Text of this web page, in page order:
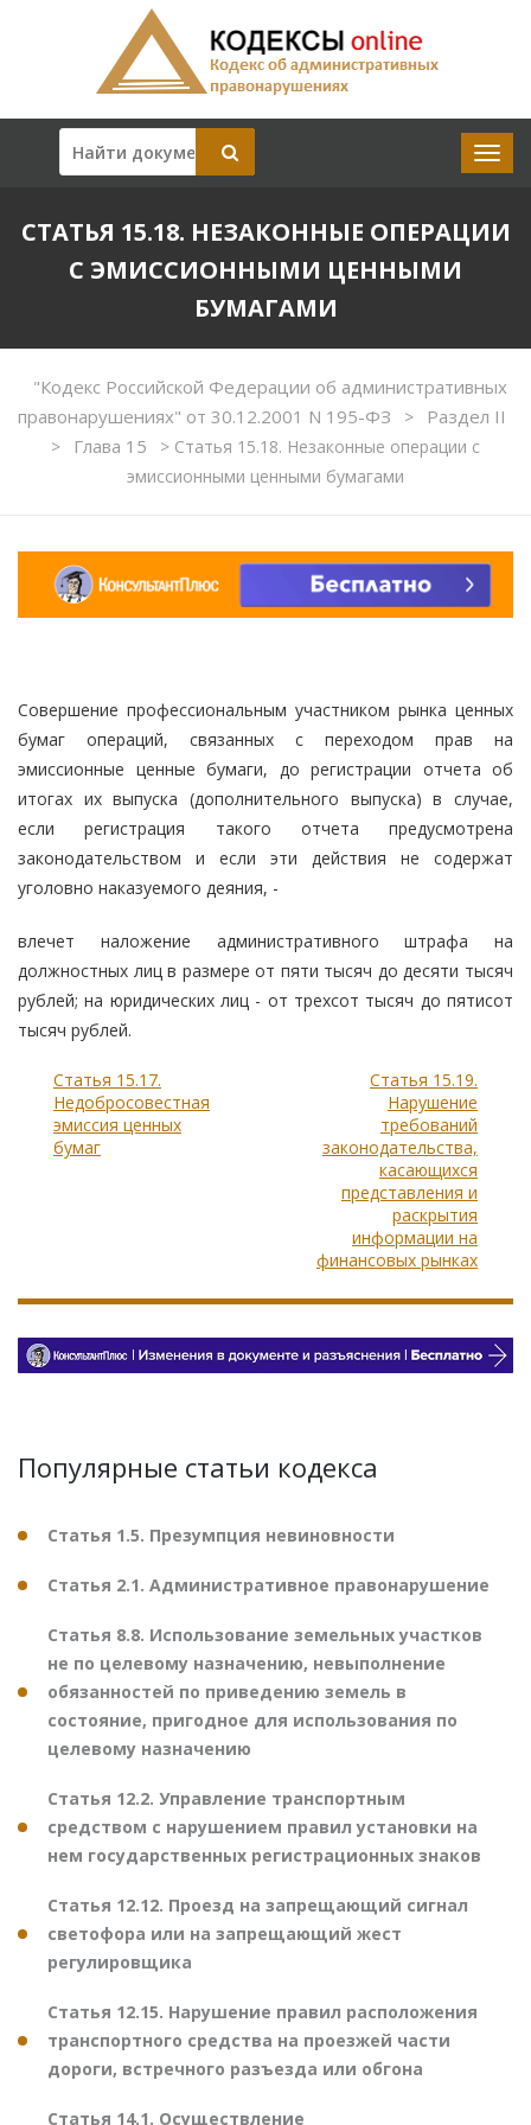
СТАТЬЯ 15.18. НЕЗАКОННЫЕ ОПЕРАЦИИ
С ЭМИССИОННЫМИ ЦЕННЫМИ
БУМАГАМИ
"Кодекс Российской Федерации об административных
правонарушениях" от 30.12.2001 N 195-ФЗ
> Раздел II
> Глава 15 > Статья 15.18. Незаконные операции с
эмиссионными ценными бумагами
Совершение профессиональным участником рынка ценных
бумаг операций, связанных с переходом прав на
эмиссионные ценные бумаги, до регистрации отчета об
итогах их выпуска (дополнительного выпуска) в случае,
если регистрация такого отчета предусмотрена
законодательством и если эти действия не содержат
уголовно наказуемого деяния, -
влечет наложение административного штрафа на
должностных лиц в размере от пяти тысяч до десяти тысяч
рублей; на юридических лиц - от трехсот тысяч до пятисот
тысяч рублей.
Статья 15.17.
Недобросовестная
эмиссия ценных
бумаг
Статья 15.19.
Нарушение
требований
законодательства,
касающихся
представления и
раскрытия
информации на
финансовых рынках
Популярные статьи кодекса
Статья 1.5. Презумпция невиновности
Статья 2.1. Административное правонарушение
Статья 8.8. Использование земельных участков
не по целевому назначению, невыполнение
обязанностей по приведению земель в
состояние, пригодное для использования по
целевому назначению
Статья 12.2. Управление транспортным
средством с нарушением правил установки на
нем государственных регистрационных знаков
Статья 12.12. Проезд на запрещающий сигнал
светофора или на запрещающий жест
регулировщика
Статья 12.15. Нарушение правил расположения
транспортного средства на проезжей части
дороги, встречного разъезда или обгона
Статья 14.1. Осуществление